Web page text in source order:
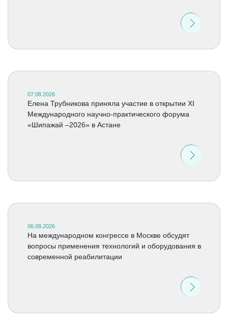
07.08.2026
Елена Трубникова приняла участие в открытии XI
Международного научно-практического форума
«Шипажай –2026» в Астане
06.08.2026
На международном конгрессе в Москве обсудят
вопросы применения технологий и оборудования в
современной реабилитации